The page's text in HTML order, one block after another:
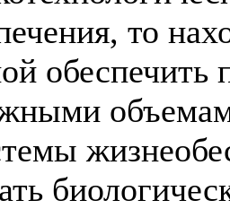
то
обеспечить